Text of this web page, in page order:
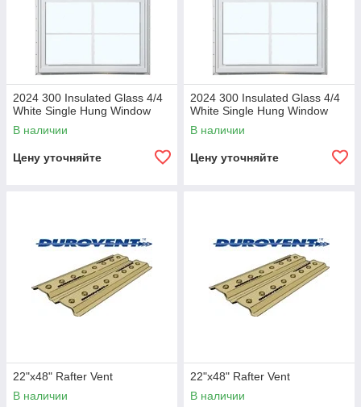
2024 300 Insulated Glass 4/4
White Single Hung Window
В наличии
Цену уточняйте
2024 300 Insulated Glass 4/4
White Single Hung Window
В наличии
Цену уточняйте
22"x48" Rafter Vent
В наличии
22"x48" Rafter Vent
В наличии